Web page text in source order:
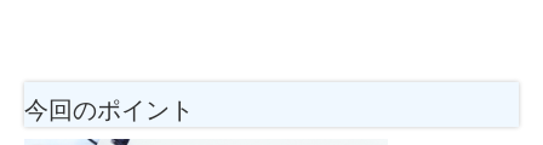
今回のポイント